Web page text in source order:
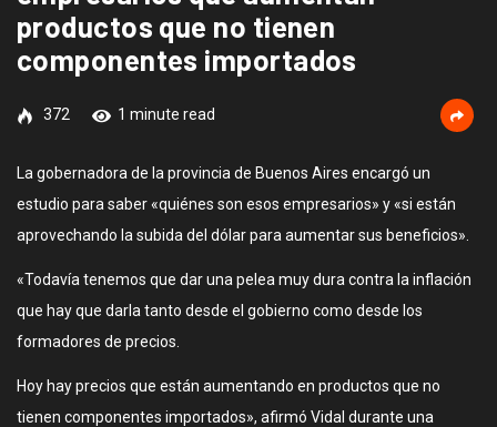
productos que no tienen
componentes importados
372 1 minute read
La gobernadora de la provincia de Buenos Aires encargó un
estudio para saber «quiénes son esos empresarios» y «si están
aprovechando la subida del dólar para aumentar sus beneficios».
«Todavía tenemos que dar una pelea muy dura contra la inflación
que hay que darla tanto desde el gobierno como desde los
formadores de precios.
Hoy hay precios que están aumentando en productos que no
tienen componentes importados», afirmó Vidal durante una